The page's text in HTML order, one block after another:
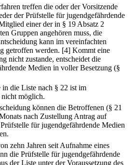
treffen die oder der Vorsitzende
der Prüfstelle für jugendgefährdende
einer der in § 19 Absatz 2
Gruppen angehören muss, die
kann im vereinfachten
getroffen werden. [4] Kommt eine
nicht zustande, entscheidet die
Medien in voller Besetzung (§
die Liste nach § 22 ist im
möglich.
können die Betroffenen (§ 21
nach Zustellung Antrag auf
für jugendgefährdende Medien
zehn Jahren seit Aufnahme eines
die Prüfstelle für jugendgefährdende
der Liste unter der Voraussetzung des